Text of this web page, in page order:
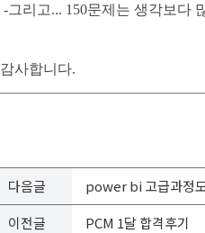
-그리고... 150문제는 생각보다
감사합니다.
다음글
power bi 고급과정
이전글
PCM 1달 합격후기